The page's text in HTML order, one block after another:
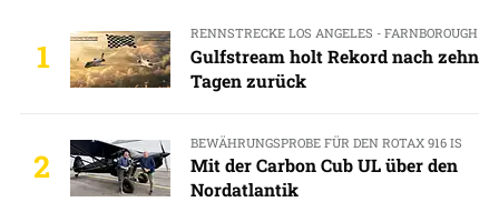
1
RENNSTRECKE LOS ANGELES - FARNBOROUGH
Gulfstream holt Rekord nach zehn
Tagen zurück
2
BEWÄHRUNGSPROBE FÜR DEN ROTAX 916 IS
Mit der Carbon Cub UL über den
Nordatlantik